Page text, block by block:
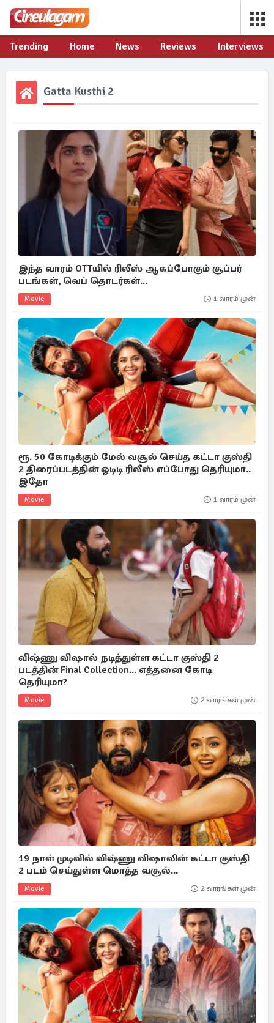
Trending Home News Reviews Interviews
Gatta Kusthi 2
இந்த வாரம் OTTயில் ரிலீஸ் ஆகப்போகும் சூப்பர்
படங்கள், வெப் தொடர்கள்...
Movie 1 வாரம் முன்
ரூ. 50 கோடிக்கும் மேல் வசூல் செய்த கட்டா குஸ்தி
2 திரைப்படத்தின் ஓடிடி ரிலீஸ் எப்போது தெரியுமா..
இதோ
Movie 1 வாரம் முன்
விஷ்ணு விஷால் நடித்துள்ள கட்டா குஸ்தி 2
படத்தின் Final Collection... எத்தனை கோடி
தெரியுமா?
Movie 2 வாரங்கள் முன்
19 நாள் முடிவில் விஷ்ணு விஷாலின் கட்டா குஸ்தி
2 படம் செய்துள்ள மொத்த வசூல்...
Movie 2 வாரங்கள் முன்